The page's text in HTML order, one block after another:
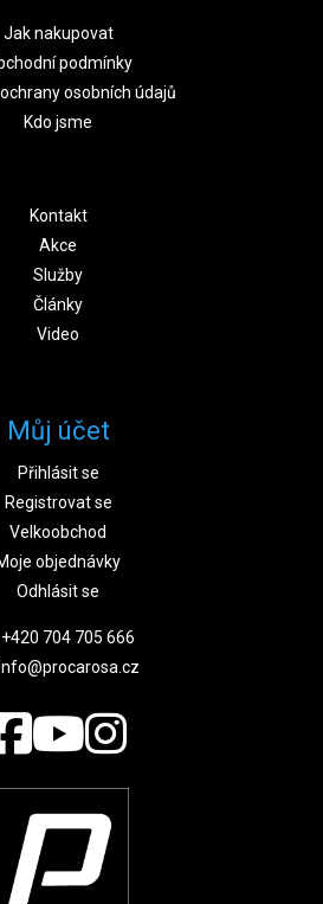
Jak nakupovat
podmínky
osobních údajů
Kdo jsme
Kontakt
Akce
Služby
Články
Video
Můj účet
Přihlásit se
Registrovat se
Velkoobchod
objednávky
Odhlásit se
+420 704 705 666